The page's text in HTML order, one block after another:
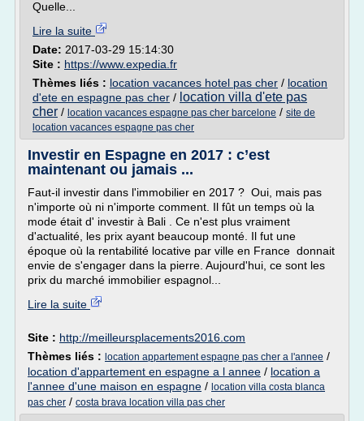
Quelle...
Lire la suite
Date: 2017-03-29 15:14:30
Site : https://www.expedia.fr
Thèmes liés : location vacances hotel pas cher / location
d'ete en espagne pas cher / location villa d'ete pas
cher / location vacances espagne pas cher barcelone / site de
location vacances espagne pas cher
Investir en Espagne en 2017 : c’est
maintenant ou jamais ...
Faut-il investir dans l'immobilier en 2017 ? Oui, mais pas
n'importe où ni n'importe comment. Il fût un temps où la
mode était d' investir à Bali . Ce n'est plus vraiment
d'actualité, les prix ayant beaucoup monté. Il fut une
époque où la rentabilité locative par ville en France donnait
envie de s'engager dans la pierre. Aujourd'hui, ce sont les
prix du marché immobilier espagnol...
Lire la suite
Site : http://meilleursplacements2016.com
Thèmes liés : location appartement espagne pas cher a l'annee /
location d'appartement en espagne a l annee / location a
l'annee d'une maison en espagne / location villa costa blanca
pas cher / costa brava location villa pas cher